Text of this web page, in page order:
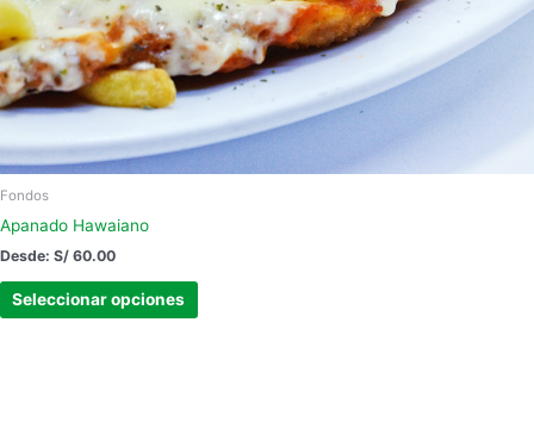
Fondos
Apanado Hawaiano
Desde: S/ 60.00
Seleccionar opciones
producto